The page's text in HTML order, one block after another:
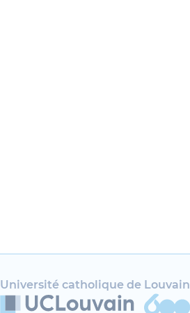
Université catholique de Louvain